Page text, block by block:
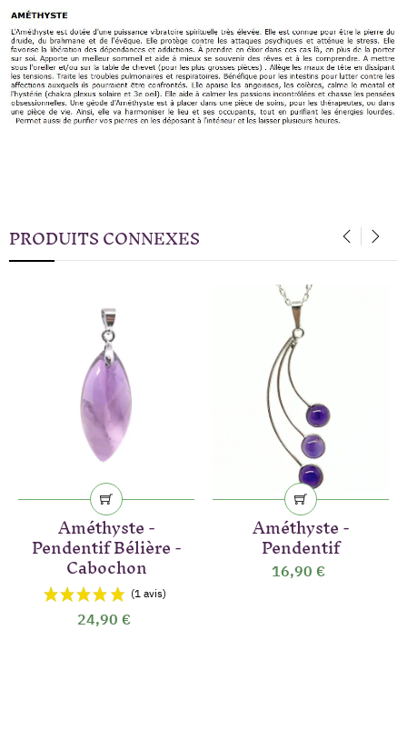
PRODUITS CONNEXES
Améthyste -
Pendentif Bélière -
Cabochon
24,90 €
Améthyste -
Pendentif
16,90 €